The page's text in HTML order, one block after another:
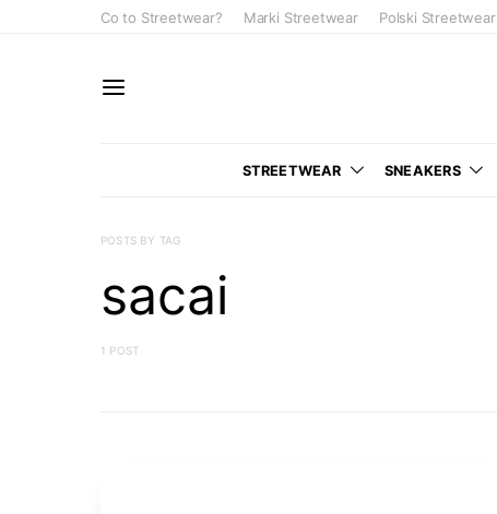
Co to Streetwear? Marki Streetwear Polski Streetwear
STREETWEAR SNEAKERS
POSTS BY TAG
sacai
1 POST